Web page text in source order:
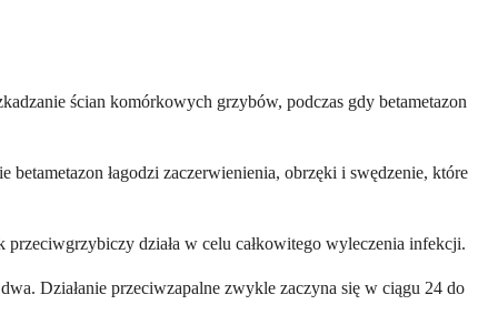
ścian komórkowych grzybów, podczas gdy betametazon
betametazon łagodzi zaczerwienienia, obrzęki i swędzenie, które
działa w celu całkowitego wyleczenia infekcji.
Działanie przeciwzapalne zwykle zaczyna się w ciągu 24 do